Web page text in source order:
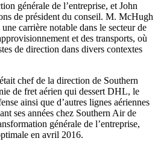
générale de l’entreprise, et John
de président du conseil. M. McHugh
carrière notable dans le secteur de
et des transports, où
de direction dans divers contextes
chef de la direction de Southern
de fret aérien qui dessert DHL, le
ainsi que d’autres lignes aériennes
ses années chez Southern Air de
générale de l’entreprise,
en avril 2016.